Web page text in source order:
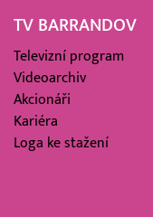
TV BARRANDOV
Televizní program
Videoarchiv
Akcionáři
Kariéra
Loga ke stažení